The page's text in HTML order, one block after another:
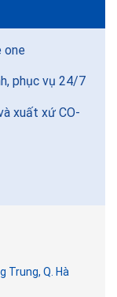
one
phục vụ 24/7
xuất xứ CO-
Trung, Q. Hà